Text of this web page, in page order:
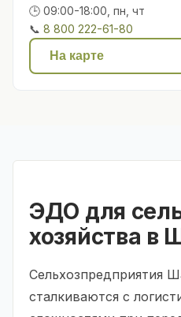
🕒 09:00-18:00, пн, чт
📞 8 800 222-61-80
На карте
ЭДО для
хозяйства в
Сельхозпредприятия
сталкиваются с